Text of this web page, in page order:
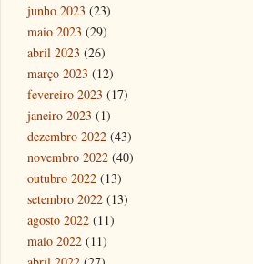
junho 2023 (23)
maio 2023 (29)
abril 2023 (26)
março 2023 (12)
fevereiro 2023 (17)
janeiro 2023 (1)
dezembro 2022 (43)
novembro 2022 (40)
outubro 2022 (13)
setembro 2022 (13)
agosto 2022 (11)
maio 2022 (11)